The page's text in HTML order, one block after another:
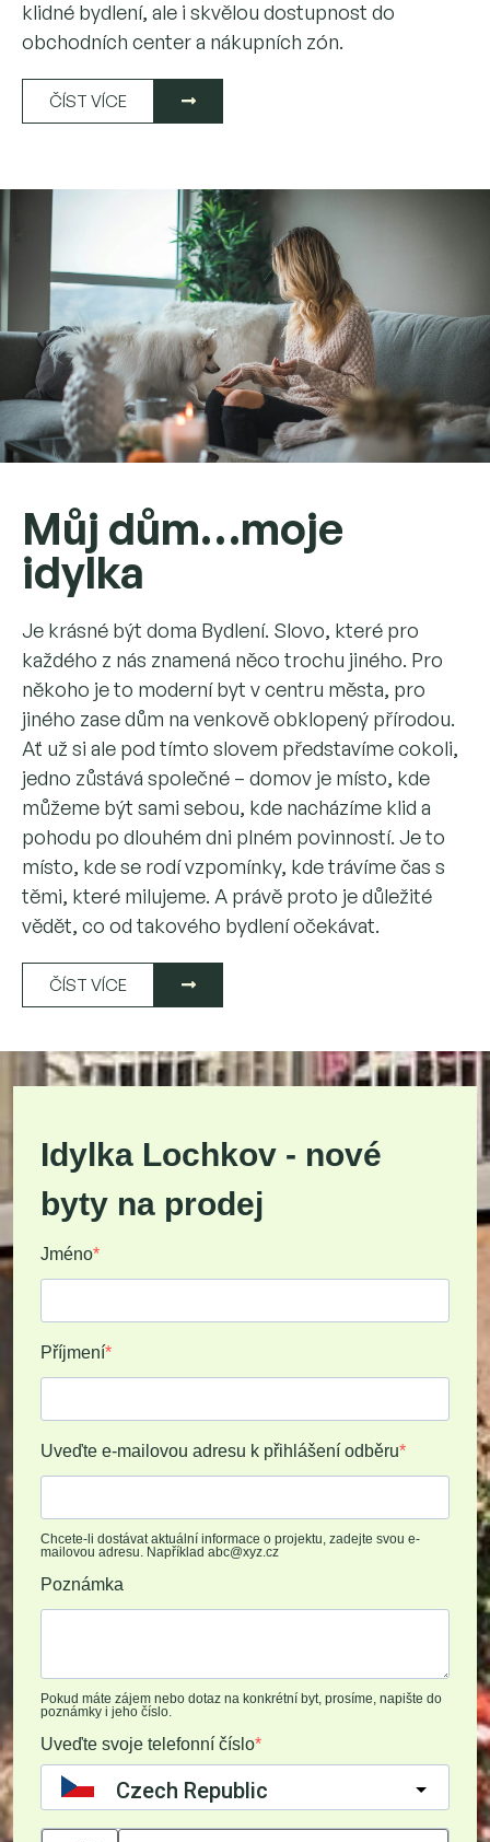
klidné bydlení, ale i skvělou dostupnost do
obchodních center a nákupních zón.
ČÍST VÍCE
Můj dům…moje
idylka
Je krásné být doma Bydlení. Slovo, které pro
každého z nás znamená něco trochu jiného. Pro
někoho je to moderní byt v centru města, pro
jiného zase dům na venkově obklopený přírodou.
Ať už si ale pod tímto slovem představíme cokoli,
jedno zůstává společné – domov je místo, kde
můžeme být sami sebou, kde nacházíme klid a
pohodu po dlouhém dni plném povinností. Je to
místo, kde se rodí vzpomínky, kde trávíme čas s
těmi, které milujeme. A právě proto je důležité
vědět, co od takového bydlení očekávat.
ČÍST VÍCE
Idylka Lochkov - nové
byty na prodej
Jméno
Příjmení
Uveďte e-mailovou adresu k přihlášení odběru
Chcete-li dostávat aktuální informace o projektu, zadejte svou e-
mailovou adresu. Například abc@xyz.cz
Poznámka
Pokud máte zájem nebo dotaz na konkrétní byt, prosíme, napište do
poznámky i jeho číslo.
Uveďte svoje telefonní číslo
Czech Republic